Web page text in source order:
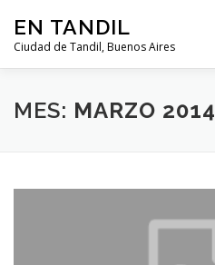
EN TANDIL
Ciudad de Tandil, Buenos Aires
INFORMACIÓN HISTORIA
MES: MARZO 2014